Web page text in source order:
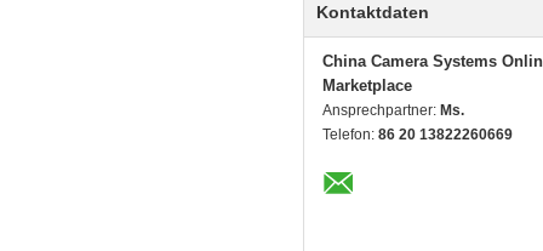
Kontaktdaten
China Camera Systems
Marketplace
Ansprechpartner: Ms.
Telefon: 86 20 13822260669